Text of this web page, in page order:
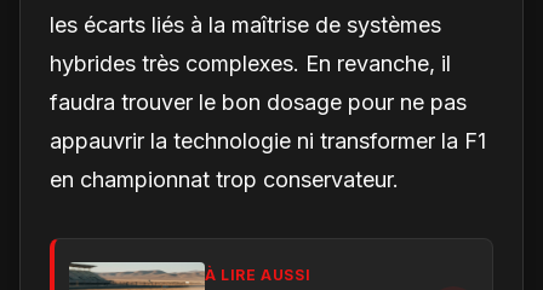
les écarts liés à la maîtrise de systèmes
hybrides très complexes. En revanche, il
faudra trouver le bon dosage pour ne pas
appauvrir la technologie ni transformer la F1
en championnat trop conservateur.
À LIRE AUSSI